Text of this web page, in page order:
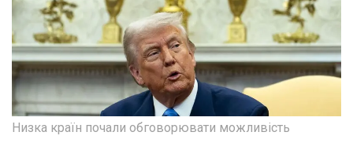
Низка країн почали обговорювати можливість